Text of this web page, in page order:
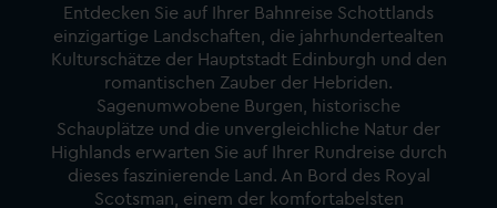
Entdecken Sie auf Ihrer Bahnreise Schottlands
einzigartige Landschaften, die jahrhundertealten
Kulturschätze der Hauptstadt Edinburgh und den
romantischen Zauber der Hebriden.
Sagenumwobene Burgen, historische
Schauplätze und die unvergleichliche Natur der
Highlands erwarten Sie auf Ihrer Rundreise durch
dieses faszinierende Land. An Bord des Royal
Scotsman, einem der komfortabelsten